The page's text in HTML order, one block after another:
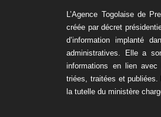
L’Agence Togolaise de
créée par décret
d’information implanté
administratives. Elle a
informations en lien
triées, traitées et publiées.
la tutelle du ministère